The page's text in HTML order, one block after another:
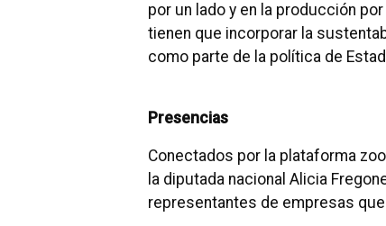
por un lado y en la producción
tienen que incorporar la
como parte de la política de
Presencias
Conectados por la plataforma
la diputada nacional Alicia
representantes de empresas que